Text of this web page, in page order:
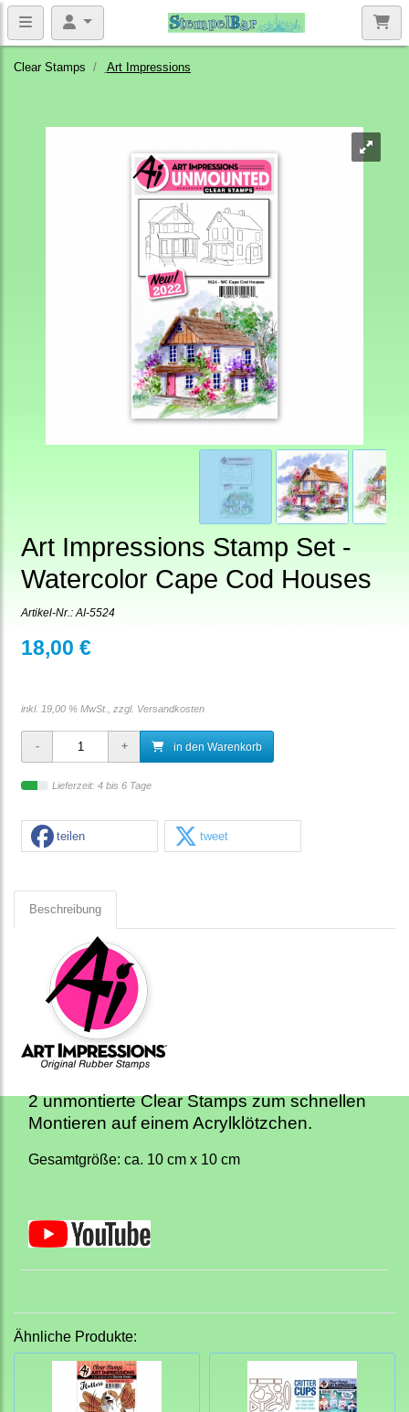
Clear Stamps Art Impressions
Art Impressions Stamp Set -
Watercolor Cape Cod Houses
Artikel-Nr.: AI-5524
18,00 €
inkl. 19,00 % MwSt., zzgl. Versandkosten
in den Warenkorb
Lieferzeit: 4 bis 6 Tage
teilen tweet
Beschreibung
2 unmontierte Clear Stamps zum schnellen
Montieren auf einem Acrylklötzchen.
Gesamtgröße: ca. 10 cm x 10 cm
Ähnliche Produkte: